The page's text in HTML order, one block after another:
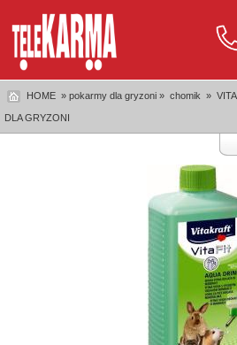
HOME » pokarmy dla gryzoni » chomik »
DLA GRYZONI